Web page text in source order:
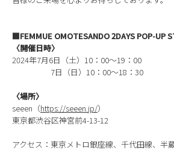
■FEMMUE OMOTESANDO 2DAYS POP-UP
〈開催日時〉
2024年7月6日（土）10：00～19：00
7日（日）10：00～18：30
〈場所〉
seeen（https://seeen.jp/）
東京都渋谷区神宮前4-13-12
アクセス：東京メトロ銀座線、千代田線、半